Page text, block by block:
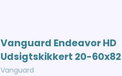
Vanguard Endeavor HD
Udsigtskikkert 20-60x82
Vanguard